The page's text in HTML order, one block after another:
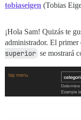
tobiaseigen (Tobias
¡Hola Sam! Quizás te
administrador. El
superior se mostrará